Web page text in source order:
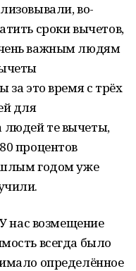
во-
сроки вычетов,
важным людям
это время с трёх
для
те вычеты,
процентов
годом уже
нас возмещение
всегда было
определённое